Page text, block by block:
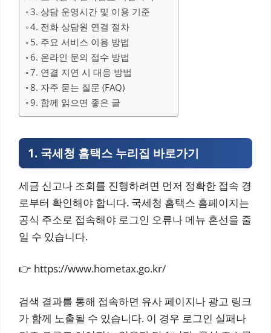
3. 상담 운영시간 및 이용 기준
4. 전화 상담원 연결 절차
5. 주요 서비스 이용 방법
6. 온라인 문의 접수 방법
7. 연결 지연 시 대응 방법
8. 자주 묻는 질문 (FAQ)
9. 함께 읽으면 좋은 글
1. 국세청 홈택스 누리집 바로가기
세금 신고나 조회를 진행하려면 먼저 정확한 접속 경
로부터 확인해야 합니다. 국세청 홈택스 홈페이지는
공식 주소로 접속해야 로그인 오류나 메뉴 혼선을 줄
일 수 있습니다.
👉 https://www.hometax.go.kr/
검색 결과를 통해 접속하면 유사 페이지나 광고 링크
가 함께 노출될 수 있습니다. 이 경우 로그인 실패나